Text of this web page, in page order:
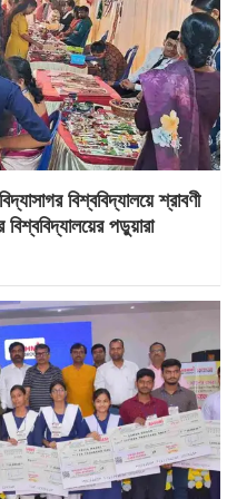
বিশ্ববিদ্যালয়ে শ্রাবণী
পড়ুয়ারা